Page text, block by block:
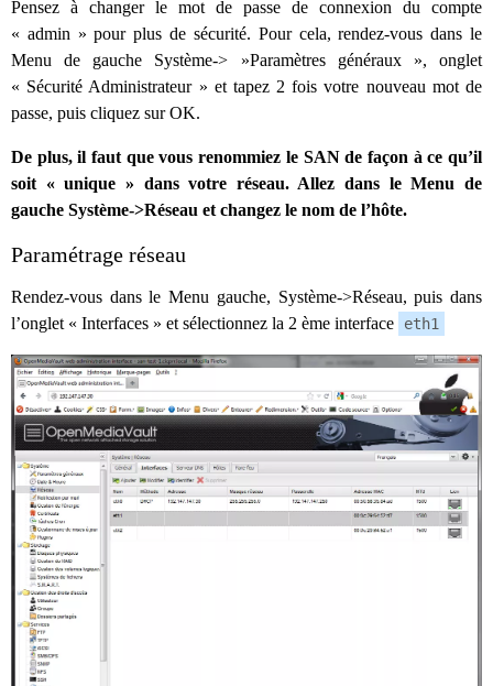
Pensez à changer le mot de passe de connexion du compte
« admin » pour plus de sécurité. Pour cela, rendez-vous dans le
Menu de gauche Système-> »Paramètres généraux », onglet
« Sécurité Administrateur » et tapez 2 fois votre nouveau mot de
passe, puis cliquez sur OK.
De plus, il faut que vous renommiez le SAN de façon à ce qu’il
soit « unique » dans votre réseau. Allez dans le Menu de
gauche Système->Réseau et changez le nom de l’hôte.
Paramétrage réseau
Rendez-vous dans le Menu gauche, Système->Réseau, puis dans
l’onglet « Interfaces » et sélectionnez la 2 ème interface
eth1